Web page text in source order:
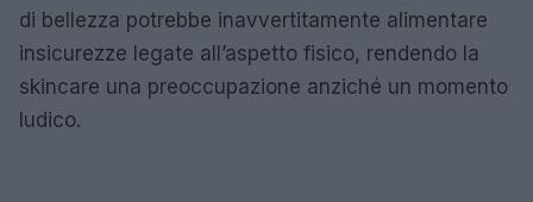
di bellezza potrebbe inavvertitamente alimentare
insicurezze legate all’aspetto fisico, rendendo la
skincare una preoccupazione anziché un momento
ludico.